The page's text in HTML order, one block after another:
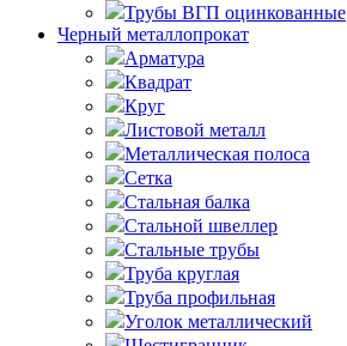
Трубы ВГП оцинкованные
Черный металлопрокат
Арматура
Квадрат
Круг
Листовой металл
Металлическая полоса
Сетка
Стальная балка
Стальной швеллер
Стальные трубы
Труба круглая
Труба профильная
Уголок металлический